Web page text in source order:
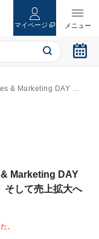
マイページ
の連携強化、そして売上拡大への為の道標～
Marketing DAY
そして売上拡大へ